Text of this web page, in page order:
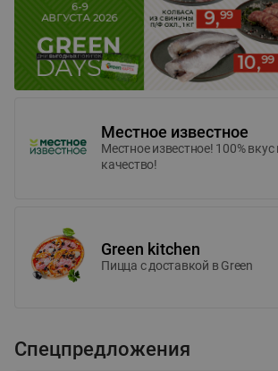
Местное известное
Местное известное! 100% вкус
качество!
Green kitchen
Пицца c доставкой в Green
Спецпредложения